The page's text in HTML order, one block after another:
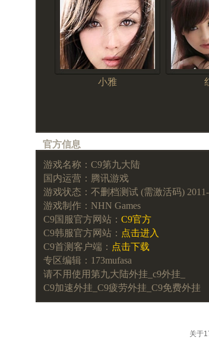
小雅
官方信息
游戏名称：C9第九大陆
国内运营：腾讯游戏
游戏状态：不删档测试 (需激活码)
游戏制作：NHN Games
C9国服官方网站： C9官方
C9韩服官方网站： 点击进入
C9首测客户端： 点击下载
专区编辑：173mufasa
请不用使用第九大陆外挂_c9外挂_
C9加速外挂_C9疲劳外挂_C9免费外挂
关于